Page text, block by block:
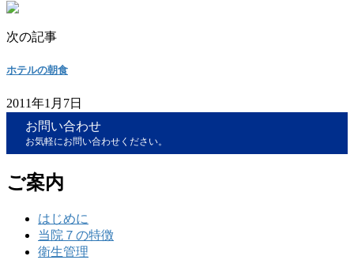
次の記事
ホテルの朝食
2011年1月7日
お問い合わせ
お気軽にお問い合わせください。
ご案内
はじめに
当院７の特徴
衛生管理